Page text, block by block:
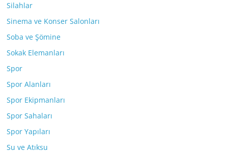
Silahlar
Sinema ve Konser Salonları
Soba ve Şömine
Sokak Elemanları
Spor
Spor Alanları
Spor Ekipmanları
Spor Sahaları
Spor Yapıları
Su ve Atıksu